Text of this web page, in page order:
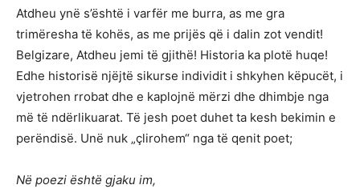
Atdheu ynë s’është i varfër me burra, as me gra
trimëresha të kohës, as me prijës që i dalin zot vendit!
Belgizare, Atdheu jemi të gjithë! Historia ka plotë huqe!
Edhe historisë njëjtë sikurse individit i shkyhen këpucët, i
vjetrohen rrobat dhe e kaplojnë mërzi dhe dhimbje nga
më të ndërlikuarat. Të jesh poet duhet ta kesh bekimin e
perëndisë. Unë nuk „çlirohem“ nga të qenit poet;
Në poezi është gjaku im,